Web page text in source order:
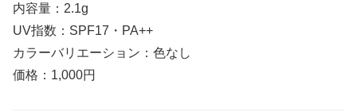
内容量：2.1g
UV指数：SPF17・PA++
カラーバリエーション：色なし
価格：1,000円